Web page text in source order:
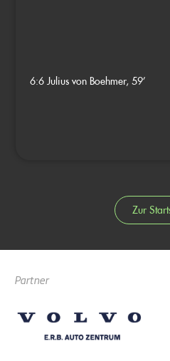
6:6 Julius von Boehmer, 59’
Zur
Partner